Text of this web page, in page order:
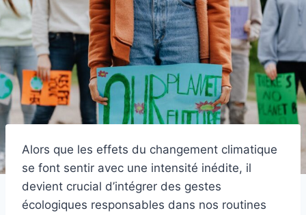
Alors que les effets du changement climatique
se font sentir avec une intensité inédite, il
devient crucial d’intégrer des gestes
écologiques responsables dans nos routines